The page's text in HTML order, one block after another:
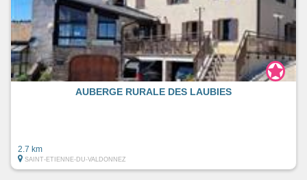
AUBERGE RURALE DES LAUBIES
2.7 km
SAINT-ETIENNE-DU-VALDONNEZ